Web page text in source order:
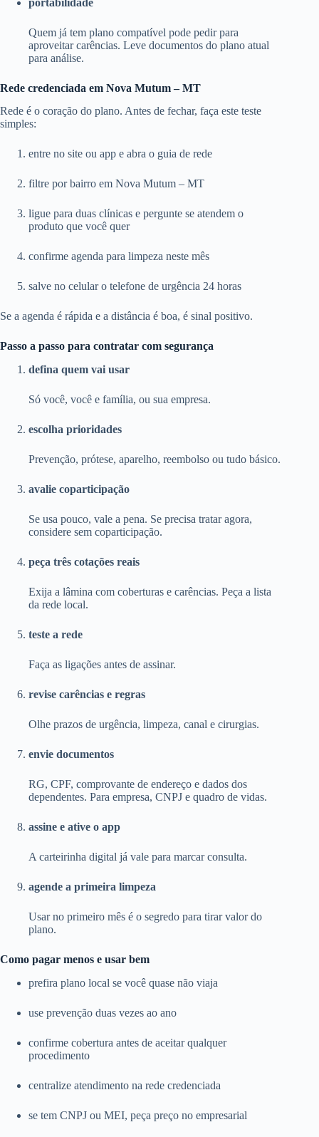
Quem já tem plano compatível pode pedir para
aproveitar carências. Leve documentos do plano atual
para análise.
Rede credenciada em Nova Mutum – MT
Rede é o coração do plano. Antes de fechar, faça este teste
simples:
entre no site ou app e abra o guia de rede
filtre por bairro em Nova Mutum – MT
ligue para duas clínicas e pergunte se atendem o
produto que você quer
confirme agenda para limpeza neste mês
salve no celular o telefone de urgência 24 horas
Se a agenda é rápida e a distância é boa, é sinal positivo.
Passo a passo para contratar com segurança
defina quem vai usar
Só você, você e família, ou sua empresa.
escolha prioridades
Prevenção, prótese, aparelho, reembolso ou tudo básico.
avalie coparticipação
Se usa pouco, vale a pena. Se precisa tratar agora,
considere sem coparticipação.
peça três cotações reais
Exija a lâmina com coberturas e carências. Peça a lista
da rede local.
teste a rede
Faça as ligações antes de assinar.
revise carências e regras
Olhe prazos de urgência, limpeza, canal e cirurgias.
envie documentos
RG, CPF, comprovante de endereço e dados dos
dependentes. Para empresa, CNPJ e quadro de vidas.
assine e ative o app
A carteirinha digital já vale para marcar consulta.
agende a primeira limpeza
Usar no primeiro mês é o segredo para tirar valor do
plano.
Como pagar menos e usar bem
prefira plano local se você quase não viaja
use prevenção duas vezes ao ano
confirme cobertura antes de aceitar qualquer
procedimento
centralize atendimento na rede credenciada
se tem CNPJ ou MEI, peça preço no empresarial